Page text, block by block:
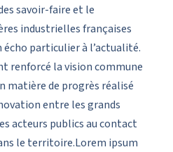
savoir-faire et le
industrielles françaises
écho particulier à l’actualité.
renforcé la vision commune
matière de progrès réalisé
entre les grands
acteurs publics au contact
le territoire.Lorem ipsum